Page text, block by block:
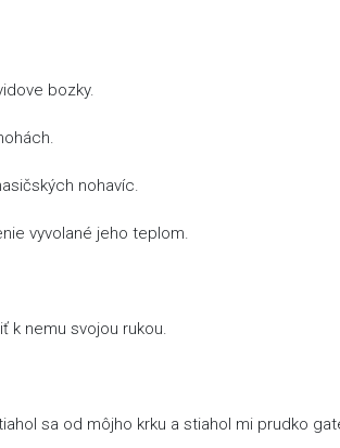
bozky.
nohavíc.
vyvolané jeho teplom.
k nemu svojou rukou.
sa od môjho krku a stiahol mi prudko